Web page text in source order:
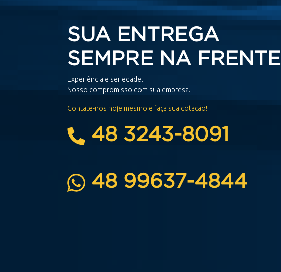
SUA ENTREGA
SEMPRE NA FRENTE
Experiência e seriedade.
Nosso compromisso com sua empresa.
Contate-nos hoje mesmo e faça sua cotação!
48 3243-8091
48 99637-4844